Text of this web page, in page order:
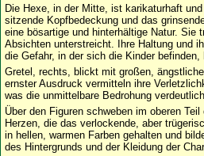
Die Hexe, in der Mitte, ist karikaturhaft
sitzende Kopfbedeckung und das
eine bösartige und hinterhältige Natur. Sie
Absichten unterstreicht. Ihre Haltung und
die Gefahr, in der sich die Kinder befinden,
Gretel, rechts, blickt mit großen,
ernster Ausdruck vermitteln ihre
was die unmittelbare Bedrohung
Über den Figuren schweben im oberen
Herzen, die das verlockende, aber
in hellen, warmen Farben gehalten und
des Hintergrunds und der Kleidung der